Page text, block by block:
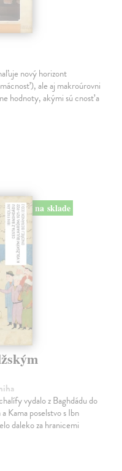
nový horizont
ale aj makroúrovni
hodnoty, akými sú cnosť a
na sklade
vydalo z Baghdádu do
Kama poselstvo s Ibn
daleko za hranicemi